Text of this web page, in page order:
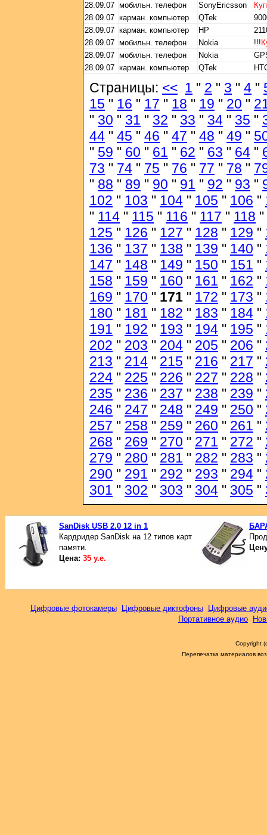
28.09.07 мобильн. телефон SonyEricsson
28.09.07 карман. компьютер QTek
28.09.07 карман. компьютер HP
28.09.07 мобильн. телефон Nokia !!!
28.09.07 мобильн. телефон Nokia
28.09.07 карман. компьютер QTek
Страницы: << 1 " 2 " 3 " 4 "
15 " 16 " 17 " 18 " 19 " 20 "
" 30 " 31 " 32 " 33 " 34 " 35 "
44 " 45 " 46 " 47 " 48 " 49 "
" 59 " 60 " 61 " 62 " 63 " 64 "
73 " 74 " 75 " 76 " 77 " 78 "
" 88 " 89 " 90 " 91 " 92 " 93 "
102 " 103 " 104 " 105 " 106 "
" 114 " 115 " 116 " 117 " 118 "
125 " 126 " 127 " 128 " 129 "
136 " 137 " 138 " 139 " 140 "
147 " 148 " 149 " 150 " 151 "
158 " 159 " 160 " 161 " 162 "
169 " 170 " 171 " 172 " 173 "
180 " 181 " 182 " 183 " 184 "
191 " 192 " 193 " 194 " 195 "
202 " 203 " 204 " 205 " 206 "
213 " 214 " 215 " 216 " 217 "
224 " 225 " 226 " 227 " 228 "
235 " 236 " 237 " 238 " 239 "
246 " 247 " 248 " 249 " 250 "
257 " 258 " 259 " 260 " 261 "
268 " 269 " 270 " 271 " 272 "
279 " 280 " 281 " 282 " 283 "
290 " 291 " 292 " 293 " 294 "
301 " 302 " 303 " 304 " 305 "
SanDisk USB 2.0 12 in 1
Кардридер SanDisk на 12 типов карт
памяти.
Цена: 35 у.е.
Цифровые фотокамеры Цифровые диктофоны
Цифровые
Портативное аудио
Copyright
Перепечатка материалов